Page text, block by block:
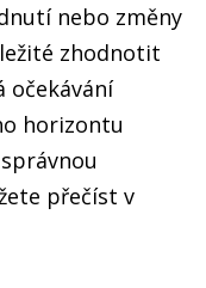
nebo změny
zhodnotit
očekávání
horizontu
přečíst v